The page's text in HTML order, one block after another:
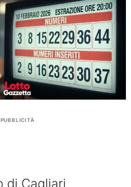
PUBBLICITÀ
di Cagliari